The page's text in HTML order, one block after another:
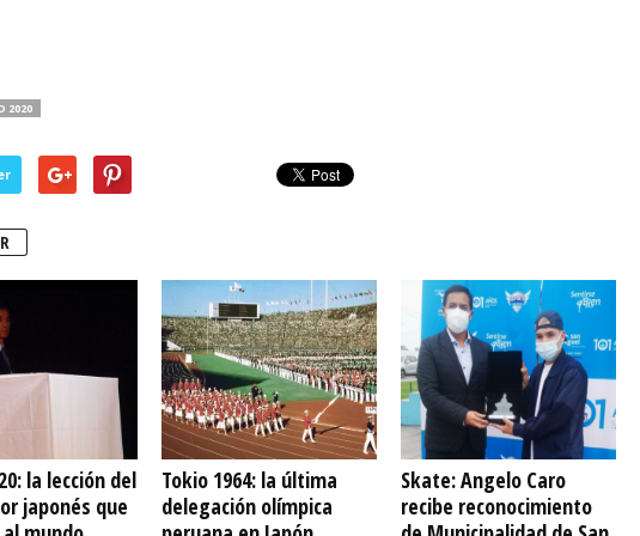
2020
la lección del
japonés que
Tokio 1964: la última
delegación olímpica
Skate: Angelo Caro
recibe reconocimiento